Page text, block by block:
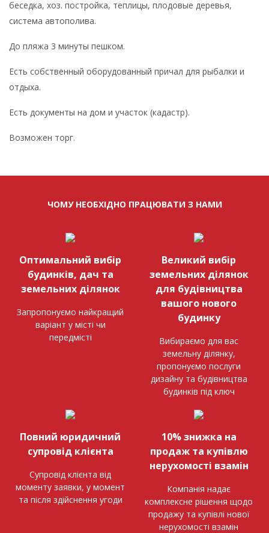
беседка, хоз. постройка, теплицы, плодовые деревья,
система автополива.
До пляжа 3 минуты пешком.
Есть собственный оборудованный причал для рыбалки и
отдыха.
Есть документы на дом и участок (кадастр).
Возможен торг.
ЧОМУ НЕОБХІДНО ПРАЦЮВАТИ З НАМИ
Оптимальний вибір
будинків, дач та
земельних ділянок
Запропонуємо найкращий
варіант у місті чи
передмісті
Великий вибір
земельних ділянок
для будівництва
вашого нового
будинку
Вибираємо для вас
земельну ділянку,
пропонуємо послуги
дизайну та будівництва
будинків під ключ
Повний юридичний
супровід клієнта
Супровід клієнта від
моменту заявки, у момент
та після здійснення угоди
10% знижка на
продаж та купівлю
нерухомості взамін
Компанія надає
комплексне рішення щодо
продажу та купівлі нової
нерухомості взамін